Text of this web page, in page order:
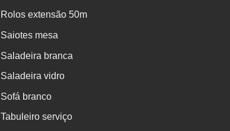
Rolos extensão 50m
Saiotes mesa
Saladeira branca
Saladeira vidro
Sofá branco
Tabuleiro serviço